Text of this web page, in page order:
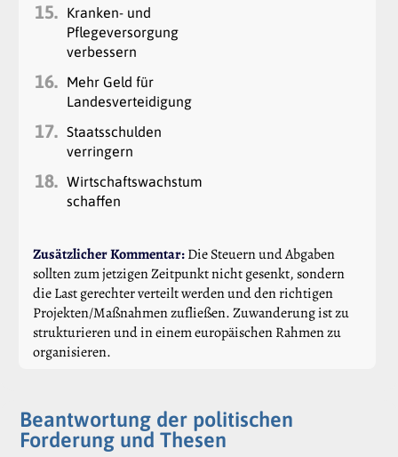
15.
Kranken- und
Pflegeversorgung
verbessern
16.
Mehr Geld für
Landesverteidigung
17. Staatsschulden
verringern
18. Wirtschaftswachstum
schaffen
Zusätzlicher Kommentar:Die Steuern und Abgaben
sollten zum jetzigen Zeitpunkt nicht gesenkt, sondern
die Last gerechter verteilt werden und den richtigen
Projekten/Maßnahmen zufließen. Zuwanderung ist zu
strukturieren und in einem europäischen Rahmen zu
organisieren.
Beantwortung der politischen
Forderung und Thesen